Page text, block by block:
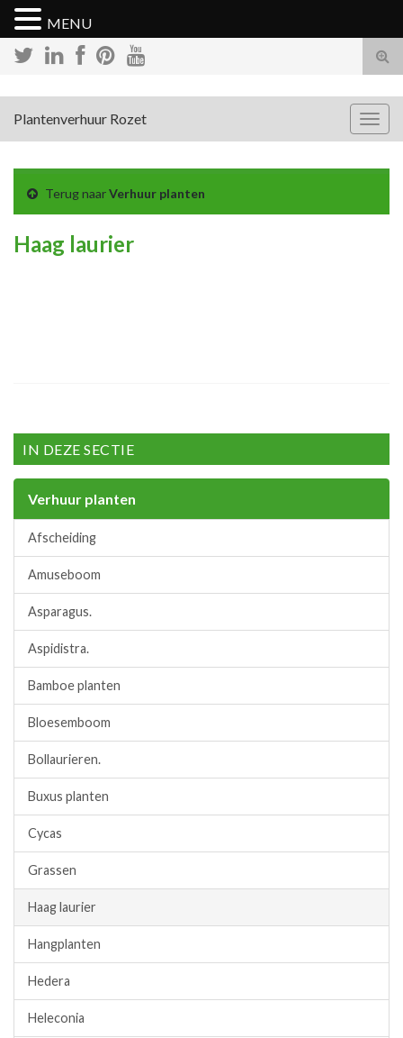
Plantenverhuur Rozet
Terug naarVerhuur planten
Haag laurier
IN DEZE SECTIE
Verhuur planten
Afscheiding
Amuseboom
Asparagus.
Aspidistra.
Bamboe planten
Bloesemboom
Bollaurieren.
Buxus planten
Cycas
Grassen
Haag laurier
Hangplanten
Hedera
Heleconia
MENU